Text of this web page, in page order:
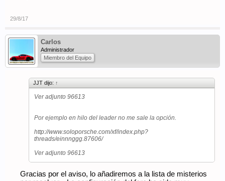
29/8/17
Carlos
Administrador
Miembro del Equipo
JJT dijo: ↑
Ver adjunto 96613
Por ejemplo en hilo del leader no me sale la opción.
http://www.soloporsche.com/xf/index.php?
threads/einnnggg.87606/
Ver adjunto 96613
Gracias por el aviso, lo añadiremos a la lista de misterios